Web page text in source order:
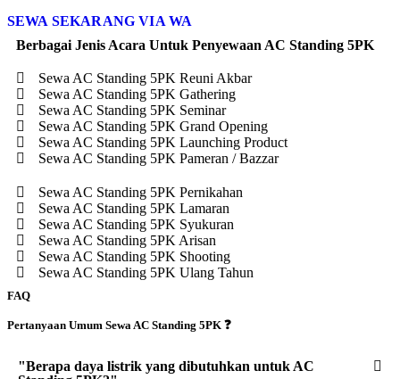
SEWA SEKARANG VIA WA
Berbagai Jenis Acara Untuk Penyewaan AC Standing 5PK
Sewa AC Standing 5PK Reuni Akbar
Sewa AC Standing 5PK Gathering
Sewa AC Standing 5PK Seminar
Sewa AC Standing 5PK Grand Opening
Sewa AC Standing 5PK Launching Product
Sewa AC Standing 5PK Pameran / Bazzar
Sewa AC Standing 5PK Pernikahan
Sewa AC Standing 5PK Lamaran
Sewa AC Standing 5PK Syukuran
Sewa AC Standing 5PK Arisan
Sewa AC Standing 5PK Shooting
Sewa AC Standing 5PK Ulang Tahun
FAQ
Pertanyaan Umum Sewa AC Standing 5PK ❓
"Berapa daya listrik yang dibutuhkan untuk AC